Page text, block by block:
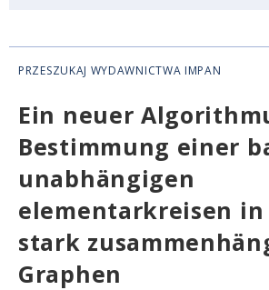
PRZESZUKAJ WYDAWNICTWA IMPAN
Ein neuer
Bestimmung einer
unabhängigen
elementarkreisen in
stark
Graphen